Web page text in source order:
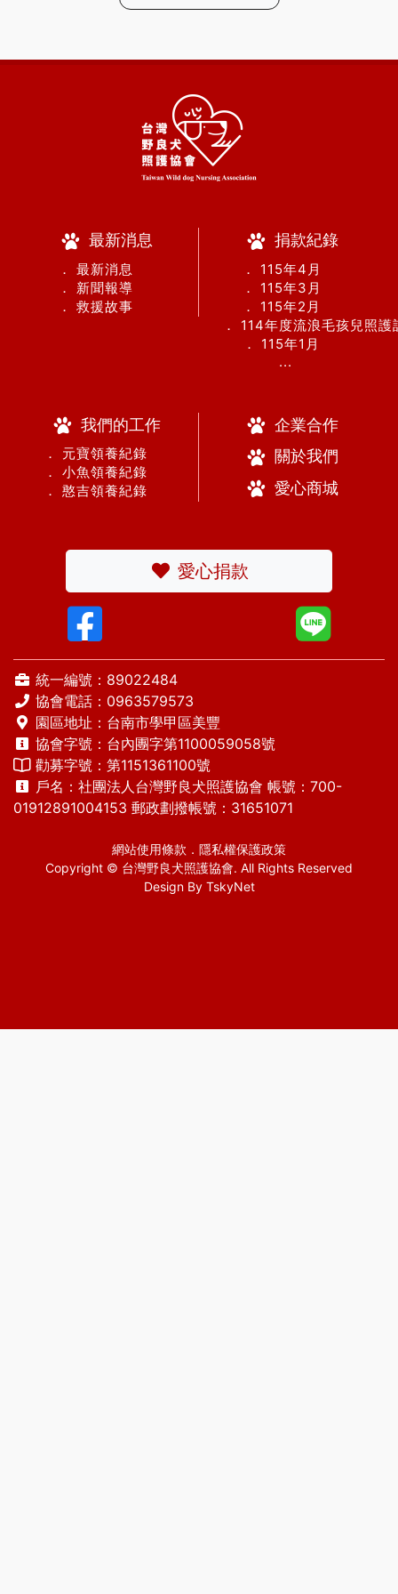
最新消息
． 最新消息
． 新聞報導
． 救援故事
捐款紀錄
． 115年4月
． 115年3月
． 115年2月
． 114年度流浪毛孩兒照
． 115年1月
...
我們的工作
． 元寶領養紀錄
． 小魚領養紀錄
． 憨吉領養紀錄
企業合作
關於我們
愛心商城
愛心捐款
統一編號：89022484
協會電話： 0963579573
園區地址：台南市學甲區美豐
協會字號：台內團字第1100059058號
勸募字號：第1151361100號
戶名：社團法人台灣野良犬照護協會 帳號：700-
01912891004153 郵政劃撥帳號：31651071
網站使用條款 ． 隱私權保護政策
Copyright © 台灣野良犬照護協會. All Rights Reserved
Design By TskyNet